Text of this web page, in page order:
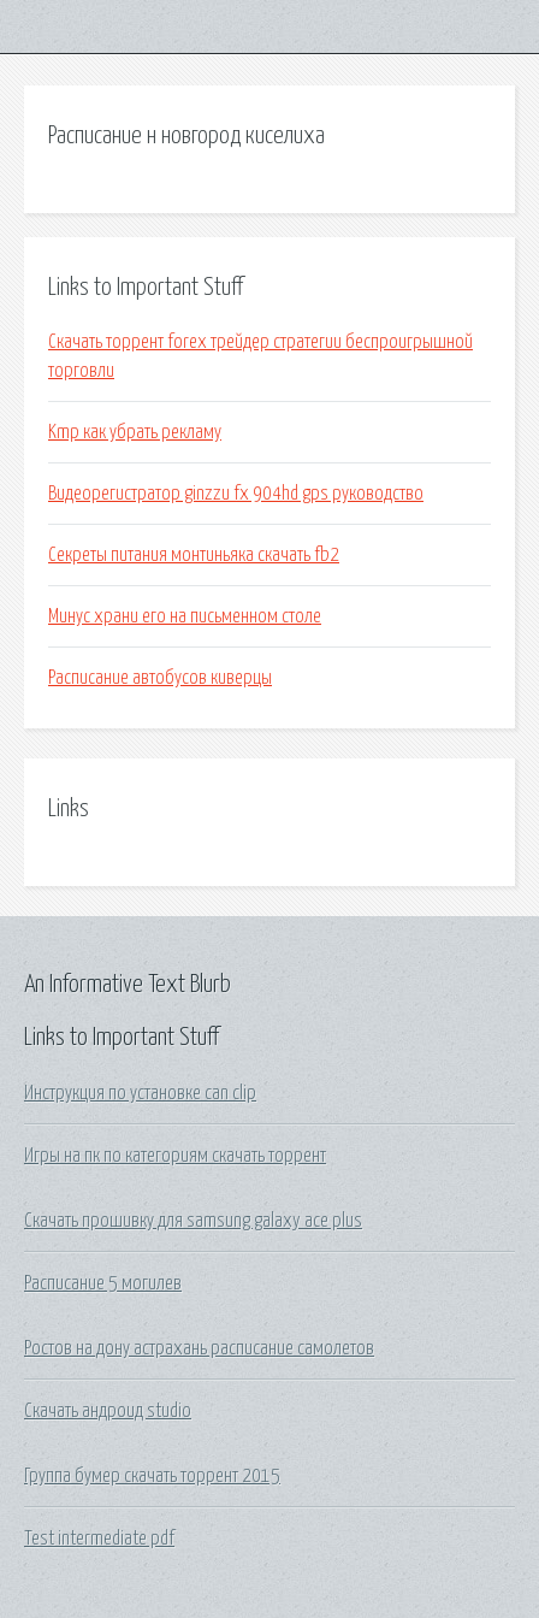
Расписание н новгород киселиха
Links to Important Stuff
Скачать торрент forex трейдер стратегии беспроигрышной
торговли
Kmp как убрать рекламу
Видеорегистратор ginzzu fx 904hd gps руководство
Секреты питания монтиньяка скачать fb2
Минус храни его на письменном столе
Расписание автобусов киверцы
Links
Links to Important Stuff
Инструкция по установке can clip
Игры на пк по категориям скачать торрент
Скачать прошивку для samsung galaxy ace plus
Расписание 5 могилев
Ростов на дону астрахань расписание самолетов
Скачать андроид studio
Группа бумер скачать торрент 2015
Test intermediate pdf
An Informative Text Blurb